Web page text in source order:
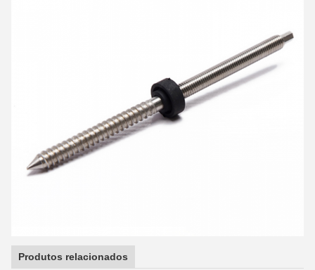
Produtos relacionados